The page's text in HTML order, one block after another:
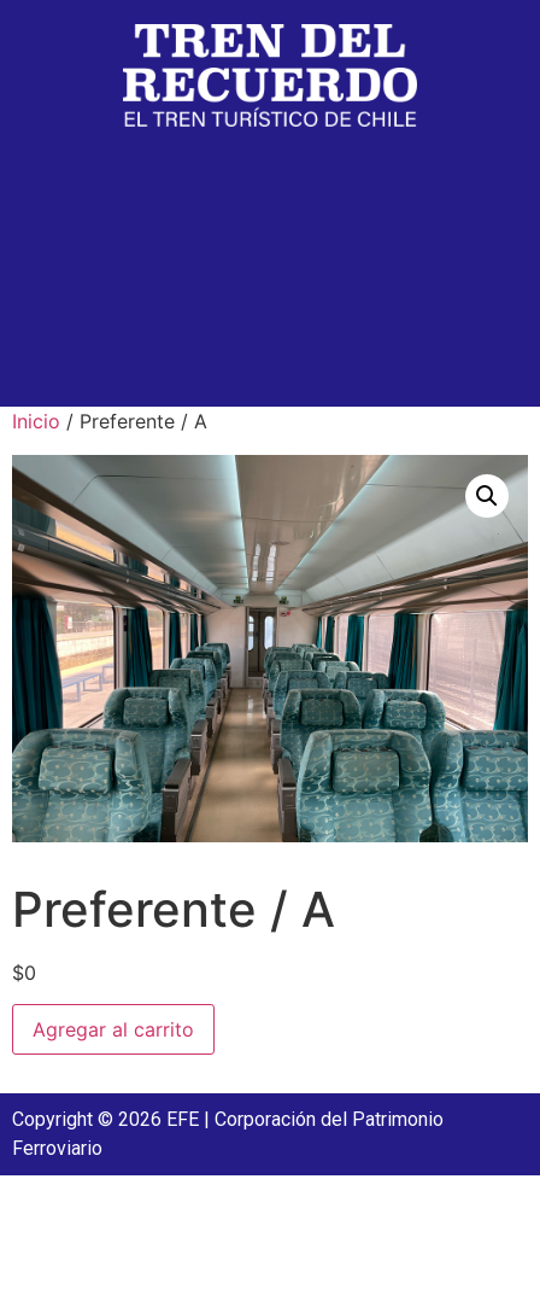
Inicio / Preferente / A
Preferente / A
$0
Agregar al carrito
Copyright © 2026 EFE | Corporación del Patrimonio
Ferroviario